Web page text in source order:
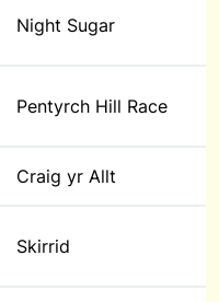
Night Sugar
Pentyrch Hill Race
Craig yr Allt
Skirrid